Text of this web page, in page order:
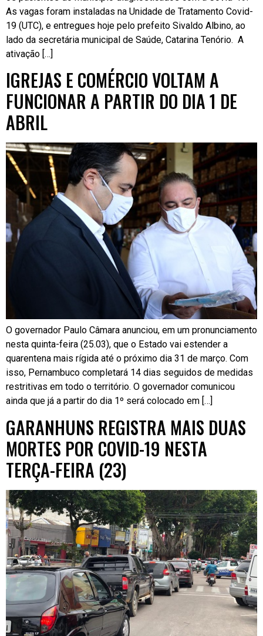
As vagas foram instaladas na Unidade de Tratamento Covid-
19 (UTC), e entregues hoje pelo prefeito Sivaldo Albino, ao
lado da secretária municipal de Saúde, Catarina Tenório. A
ativação […]
IGREJAS E COMÉRCIO VOLTAM A
FUNCIONAR A PARTIR DO DIA 1 DE
ABRIL
O governador Paulo Câmara anunciou, em um pronunciamento
nesta quinta-feira (25.03), que o Estado vai estender a
quarentena mais rígida até o próximo dia 31 de março. Com
isso, Pernambuco completará 14 dias seguidos de medidas
restritivas em todo o território. O governador comunicou
ainda que já a partir do dia 1º será colocado em […]
GARANHUNS REGISTRA MAIS DUAS
MORTES POR COVID-19 NESTA
TERÇA-FEIRA (23)